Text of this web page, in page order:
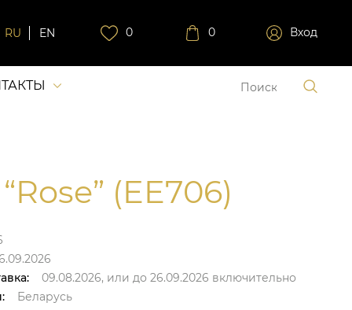
RU EN 0 0 Вход
(EE706)
09.08.2026, или до 26.09.2026 включительно
Беларусь